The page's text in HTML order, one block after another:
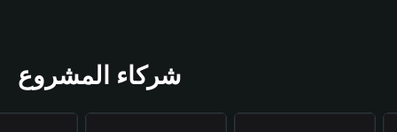
شركاء المشروع